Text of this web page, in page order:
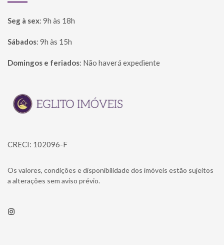
Seg à sex: 9h às 18h
Sábados: 9h às 15h
Domingos e feriados: Não haverá expediente
Página inicial
CRECI: 102096-F
Os valores, condições e disponibilidade dos imóveis estão sujeitos
a alterações sem aviso prévio.
Instagram